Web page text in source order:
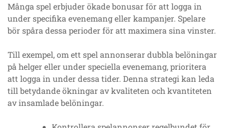
Många spel erbjuder ökade bonusar för att logga in
under specifika evenemang eller kampanjer. Spelare
bör spåra dessa perioder för att maximera sina vinster.
Till exempel, om ett spel annonserar dubbla belöningar
på helger eller under speciella evenemang, prioritera
att logga in under dessa tider. Denna strategi kan leda
till betydande ökningar av kvaliteten och kvantiteten
av insamlade belöningar.